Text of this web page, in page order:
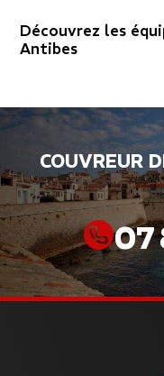
Découvrez les
Antibes
COUVREUR
07